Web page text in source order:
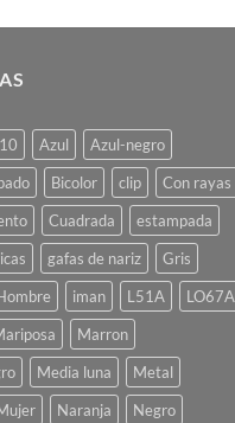
Las
opciones
se
pueden
elegir
en
la
página
de
producto
Azul
Azul-negro
Bicolor clip
Con rayas
Cuadrada
estampada
gafas de nariz
Gris
iman L51A
LO67A
Marron
Media luna
Metal
Naranja Negro